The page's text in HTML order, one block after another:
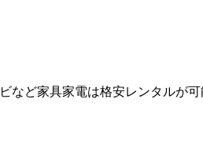
など家具家電は格安レンタルが可